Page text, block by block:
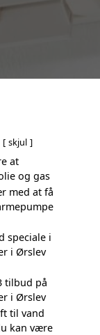
skjul
at
og gas
med at få
speciale i
i Ørslev
tilbud på
i Ørslev
til vand
kan være